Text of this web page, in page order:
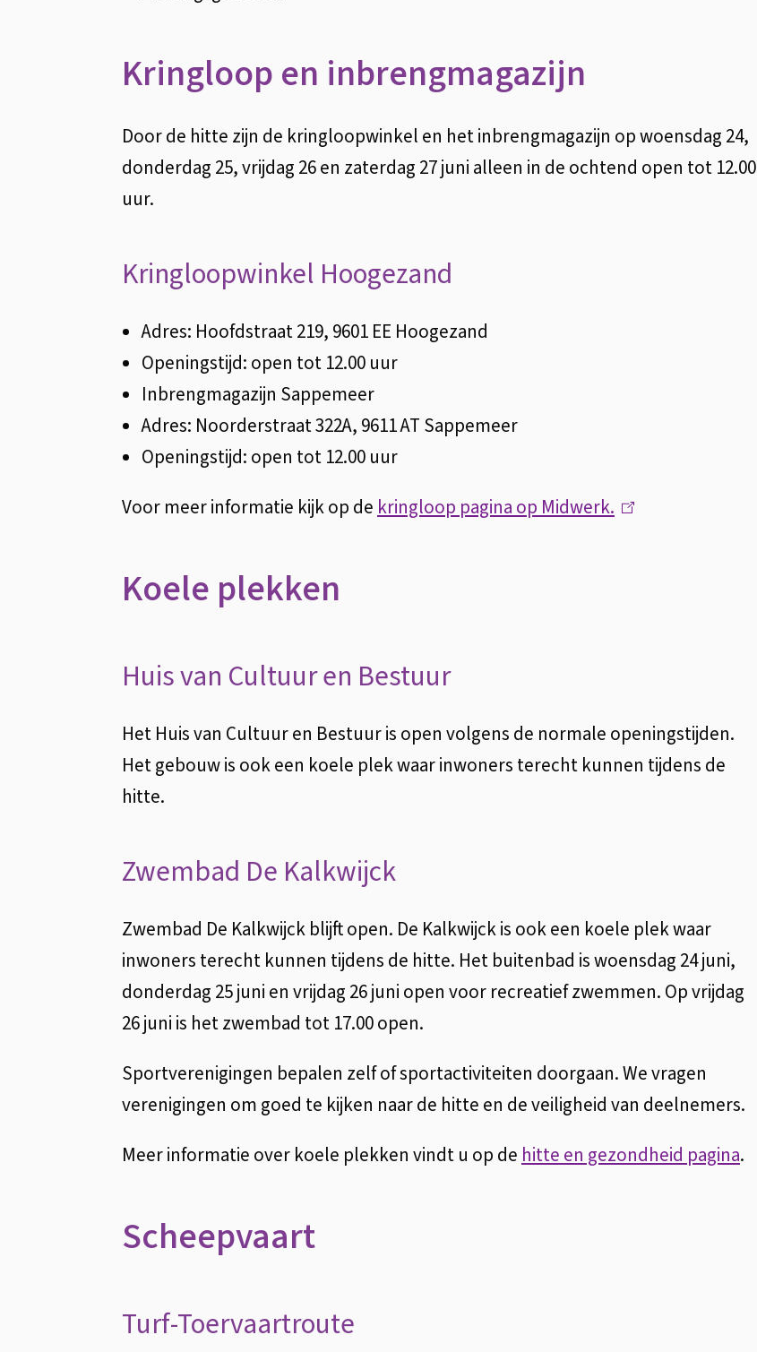
Kringloop en inbrengmagazijn
Door de hitte zijn de kringloopwinkel en het inbrengmagazijn op woensdag 24,
donderdag 25, vrijdag 26 en zaterdag 27 juni alleen in de ochtend open tot 12.00
uur.
Kringloopwinkel Hoogezand
Adres: Hoofdstraat 219, 9601 EE Hoogezand
Openingstijd: open tot 12.00 uur
Inbrengmagazijn Sappemeer
Adres: Noorderstraat 322A, 9611 AT Sappemeer
Openingstijd: open tot 12.00 uur
Voor meer informatie kijk op de kringloop pagina op Midwerk.
e
x
)
Koele plekken
Huis van Cultuur en Bestuur
Het Huis van Cultuur en Bestuur is open volgens de normale openingstijden.
Het gebouw is ook een koele plek waar inwoners terecht kunnen tijdens de
hitte.
Zwembad De Kalkwijck
Zwembad De Kalkwijck blijft open. De Kalkwijck is ook een koele plek waar
inwoners terecht kunnen tijdens de hitte. Het buitenbad is woensdag 24 juni,
donderdag 25 juni en vrijdag 26 juni open voor recreatief zwemmen. Op vrijdag
26 juni is het zwembad tot 17.00 open.
Sportverenigingen bepalen zelf of sportactiviteiten doorgaan. We vragen
verenigingen om goed te kijken naar de hitte en de veiligheid van deelnemers.
Meer informatie over koele plekken vindt u op de hitte en gezondheid pagina.
Scheepvaart
Turf-Toervaartroute